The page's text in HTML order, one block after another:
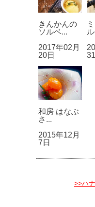
きんかんの
ソルベ...
2017年02月
20日
和房 はなぶ
さ...
2015年12月
7日
>>ハ